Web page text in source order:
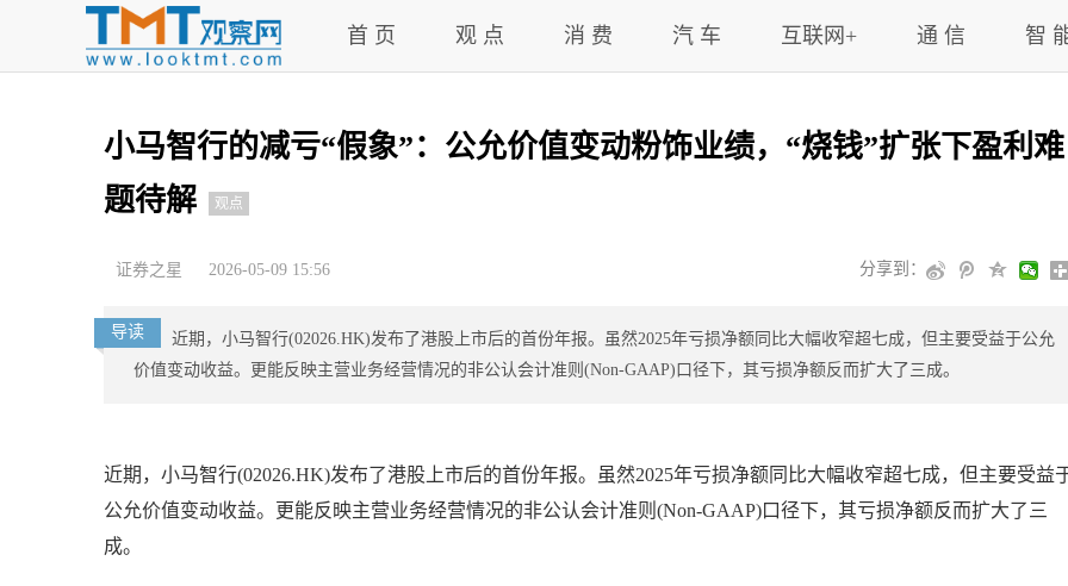
首 页 观 点 消 费 汽 车 互联网+ 通 信 智
小马智行的减亏“假象”：公允价值变动粉饰业绩，“烧钱”扩张下盈利难
题待解
观点
证券之星 2026-05-09 15:56 分享到：
导读
近期，小马智行(02026.HK)发布了港股上市后的首份年报。虽然2025年亏损净额同比大幅收窄超七成，但主要受益于公允
价值变动收益。更能反映主营业务经营情况的非公认会计准则(Non-GAAP)口径下，其亏损净额反而扩大了三成。
近期，小马智行(02026.HK)发布了港股上市后的首份年报。虽然2025年亏损净额同比大幅收窄超七成，但主要受益
公允价值变动收益。更能反映主营业务经营情况的非公认会计准则(Non-GAAP)口径下，其亏损净额反而扩大了三
成。